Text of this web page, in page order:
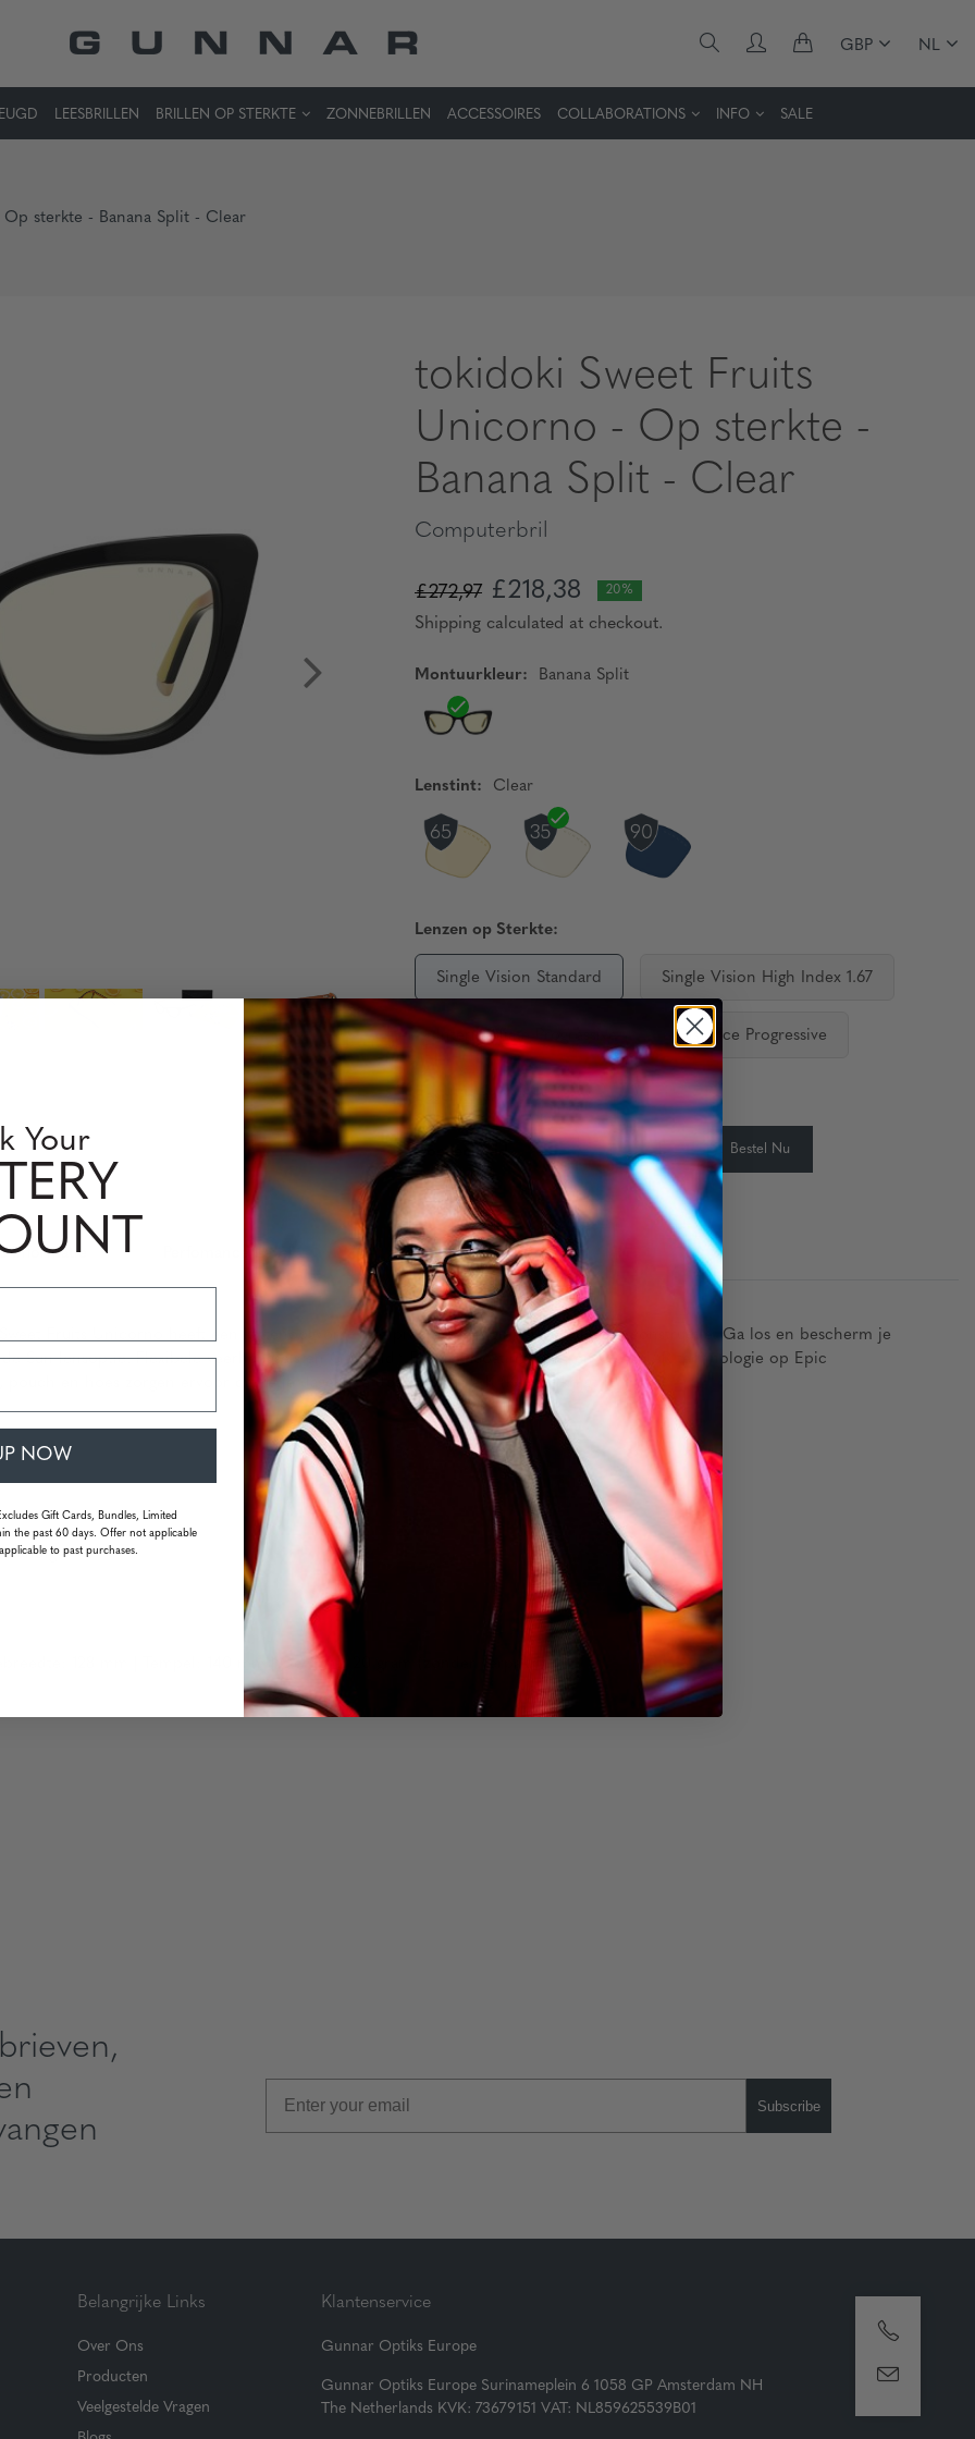
GBP NL
LEESBRILLEN BRILLEN OP STERKTE ZONNEBRILLEN ACCESSOIRES COLLABORATIONS INFO SALE
sterkte - Banana Split - Clear
tokidoki Sweet Fruits
Unicorno - Op sterkte -
Banana Split - Clear
Computerbril
£272,97 £218,38 20%
Shipping calculated at checkout.
Montuurkleur: Banana Split
Lenstint: Clear
Lenzen op Sterkte:
Single Vision Standard Single Vision High Index 1.67
Intermediate Progressive Distance Progressive
Beschikbaarheid: Op Voorraad
Hoeveelheid: - + Bestel Nu
Informatie Perfomance Level
Fruits Unicorno heeft een kattenoogvorm met precisie-geëngineerde polymeerconstructie. Ga los en bescherm je
Sun-lensoptie. Flexibele veerhengsels en G-Shield® Plus-lenscoatings leveren GUNNAR-technologie op Epic
en hoes zorgen ervoor dat je je dagelijkse dosis vitamine K (Kawaii) krijgt.
128 mm | Tempel: 140 mm | Gewicht: 20 gram (zonder verpakking)
Subscribe
Belangrijke Links
Over Ons
Producten
Veelgestelde Vragen
Klantenservice
Gunnar Optiks Europe
Gunnar Optiks Europe Surinameplein 6 1058 GP Amsterdam NH
The Netherlands KVK: 73679151 VAT: NL859625539B01
Your
NOW
Gift Cards, Bundles, Limited
the past 60 days. Offer not applicable
to past purchases.